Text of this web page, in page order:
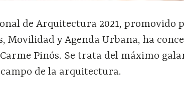
de Arquitectura 2021, promovido
Movilidad y Agenda Urbana, ha
Pinós. Se trata del máximo
de la arquitectura.